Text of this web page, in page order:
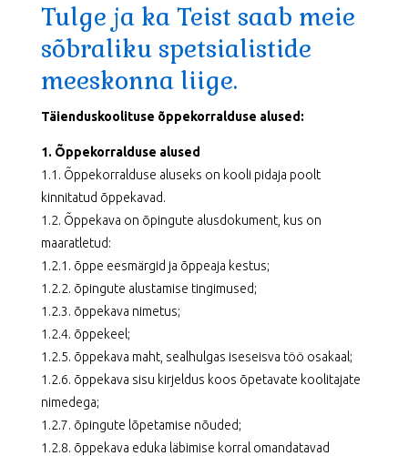
Tulge ja ka Teist saab meie
sõbraliku spetsialistide
meeskonna liige.
Täienduskoolituse õppekorralduse alused:
1. Õppekorralduse alused
1.1. Õppekorralduse aluseks on kooli pidaja poolt
kinnitatud õppekavad.
1.2. Õppekava on õpingute alusdokument, kus on
maaratletud:
1.2.1. õppe eesmärgid ja õppeaja kestus;
1.2.2. õpingute alustamise tingimused;
1.2.3. õppekava nimetus;
1.2.4. õppekeel;
1.2.5. õppekava maht, sealhulgas iseseisva töö osakaal;
1.2.6. õppekava sisu kirjeldus koos õpetavate koolitajate
nimedega;
1.2.7. õpingute lõpetamise nõuded;
1.2.8. õppekava eduka läbimise korral omandatavad